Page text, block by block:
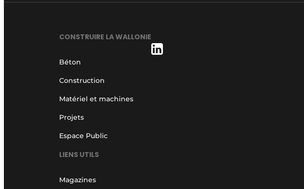
CONSTRUIRE LA WALLONIE
Béton
Construction
Matériel et machines
Projets
Espace Public
LIENS UTILS
Magazines